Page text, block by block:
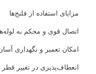
مزایای استفاده از فلنج‌ها
اتصال قوی و محکم به
امکان تعمیر و نگهداری
انعطاف‌پذیری در تغییر قطر